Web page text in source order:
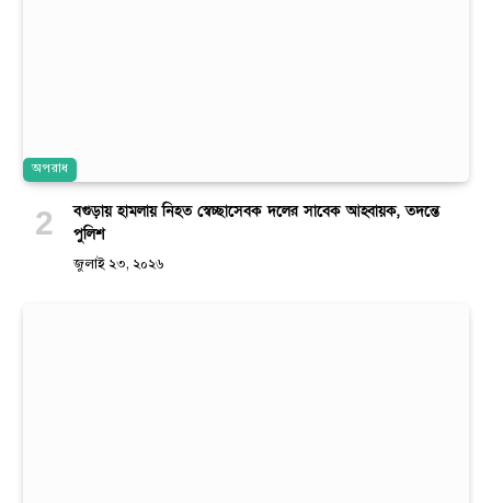
অপরাধ
বগুড়ায় হামলায় নিহত স্বেচ্ছাসেবক দলের সাবেক আহ্বায়ক, তদন্তে
পুলিশ
জুলাই ২৩, ২০২৬